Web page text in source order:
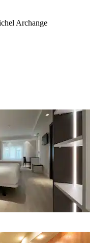
Archange